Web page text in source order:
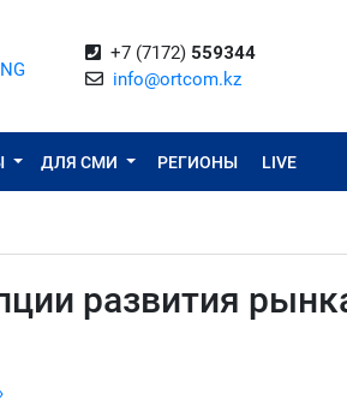
+7 (7172) 559344
info@ortcom.kz
ДЛЯ СМИ РЕГИОНЫ LIVE
развития